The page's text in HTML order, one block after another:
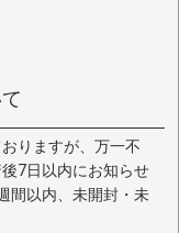
りますが、万一不
7日以内にお知らせ
間以内、未開封・未